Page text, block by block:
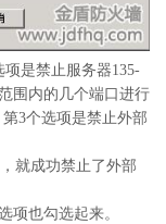
项是禁止服务器135-
围内的几个端口进行
3个选项是禁止外部
就成功禁止了外部
项也勾选起来。